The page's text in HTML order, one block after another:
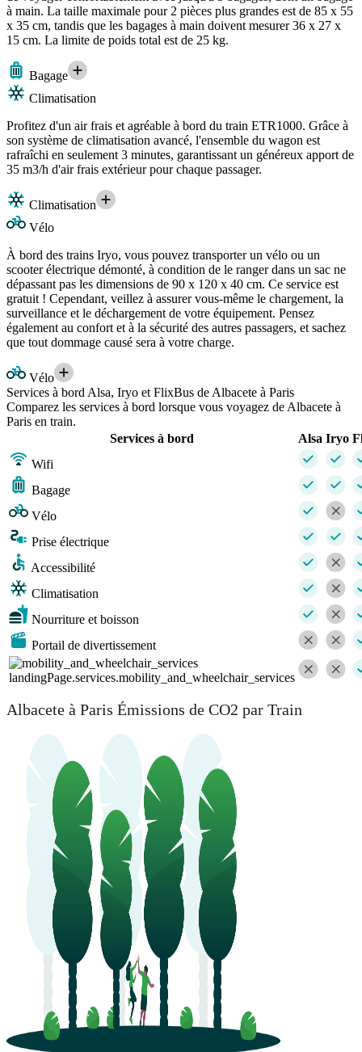
à main. La taille maximale pour 2 pièces plus grandes est de 85 x 55
x 35 cm, tandis que les bagages à main doivent mesurer 36 x 27 x
15 cm. La limite de poids total est de 25 kg.
Bagage
Climatisation
Profitez d'un air frais et agréable à bord du train ETR1000. Grâce à
son système de climatisation avancé, l'ensemble du wagon est
rafraîchi en seulement 3 minutes, garantissant un généreux apport de
35 m3/h d'air frais extérieur pour chaque passager.
Climatisation
Vélo
À bord des trains Iryo, vous pouvez transporter un vélo ou un
scooter électrique démonté, à condition de le ranger dans un sac ne
dépassant pas les dimensions de 90 x 120 x 40 cm. Ce service est
gratuit ! Cependant, veillez à assurer vous-même le chargement, la
surveillance et le déchargement de votre équipement. Pensez
également au confort et à la sécurité des autres passagers, et sachez
que tout dommage causé sera à votre charge.
Vélo
Services à bord Alsa, Iryo et FlixBus de Albacete à Paris
Comparez les services à bord lorsque vous voyagez de Albacete à
Paris en train.
Services à bord
Alsa Iryo
Wifi
Bagage
Vélo
Prise électrique
Accessibilité
Climatisation
Nourriture et boisson
Portail de divertissement
landingPage.services.mobility_and_wheelchair_services
Albacete à Paris Émissions de CO2 par Train